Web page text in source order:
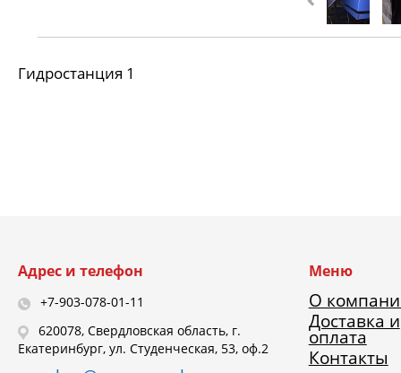
Гидростанция 1
Адрес и телефон
+7-903-078-01-11
620078, Свердловская область, г.
Екатеринбург, ул. Студенческая, 53, оф.2
Меню
О
Доставка и
оплата
Контакты